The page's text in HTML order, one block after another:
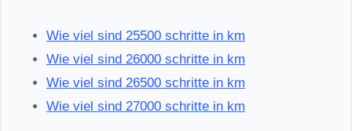
Wie viel sind 25500 schritte in km
Wie viel sind 26000 schritte in km
Wie viel sind 26500 schritte in km
Wie viel sind 27000 schritte in km